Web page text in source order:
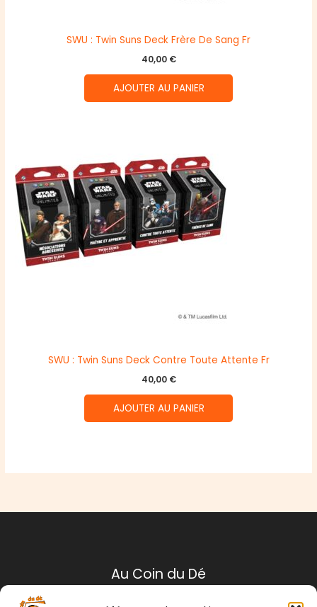
SWU : Twin Suns Deck Frère De Sang Fr
40,00 €
AJOUTER AU PANIER
SWU : Twin Suns Deck Contre Toute Attente Fr
40,00 €
AJOUTER AU PANIER
Au Coin du Dé